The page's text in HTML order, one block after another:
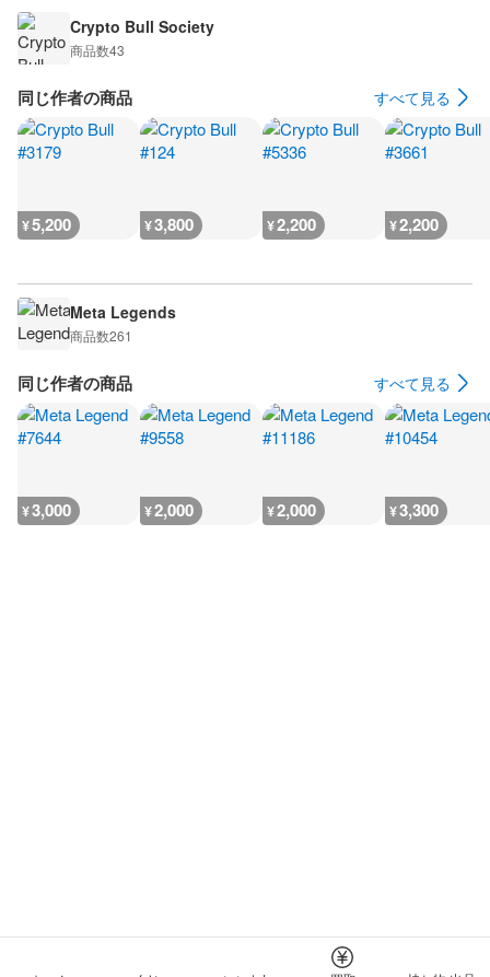
Crypto Bull Society
商品数43
同じ作者の商品 すべて見る
¥5,200 ¥3,800 ¥2,200 ¥2,200
Meta Legends
商品数261
同じ作者の商品 すべて見る
¥3,000 ¥2,000 ¥2,000 ¥3,300